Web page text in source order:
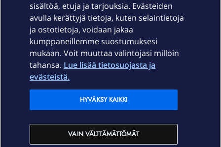
Palvelut
Ajankohtaista
Elisa Oyj
In English
sisältöä, etuja ja tarjouksia. Evästeiden
avulla kerättyjä tietoja, kuten selaintietoja
ja ostotietoja, voidaan jakaa
kumppaneillemme suostumuksesi
mukaan. Voit muuttaa valintojasi milloin
tahansa. Lue lisää tietosuojasta ja
evästeistä.
VAIN VÄLTTÄMÄTTÖMÄT
HYVÄKSY KAIKKI